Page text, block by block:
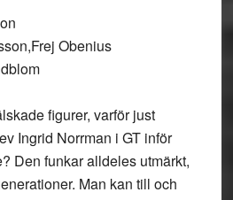
Obenius
figurer, varför just
Ingrid Norrman i GT inför
Den funkar alldeles utmärkt,
Man kan till och